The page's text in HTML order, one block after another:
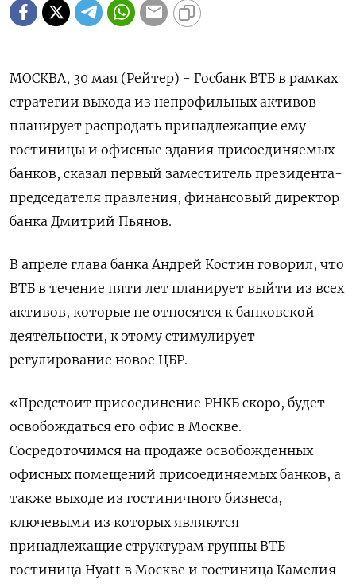
МОСКВА, 30 мая (Рейтер) - Госбанк ВТБ в рамках
стратегии выхода из непрофильных активов
планирует распродать принадлежащие ему
гостиницы и офисные здания присоединяемых
банков, сказал первый заместитель президента-
председателя правления, финансовый директор
банка Дмитрий Пьянов.
В апреле глава банка Андрей Костин говорил, что
ВТБ в течение пяти лет планирует выйти из всех
активов, которые не относятся к банковской
деятельности, к этому стимулирует
регулирование новое ЦБР.
«Предстоит присоединение РНКБ скоро, будет
освобождаться его офис в Москве.
Сосредоточимся на продаже освобожденных
офисных помещений присоединяемых банков, а
также выходе из гостиничного бизнеса,
ключевыми из которых являются
принадлежащие структурам группы ВТБ
гостиница Hyatt в Москве и гостиница Камелия